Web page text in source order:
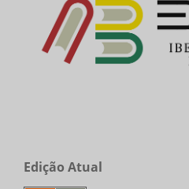
Edição Atual